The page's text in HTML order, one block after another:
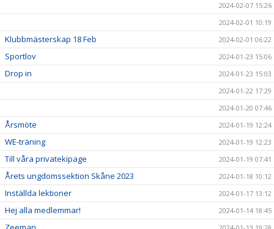
2024-02-07 15:26
2024-02-01 10:19
Klubbmästerskap 18 Feb 2024-02-01 06:22
Sportlov 2024-01-23 15:06
Drop in
2024-01-23 15:03
2024-01-22 17:29
2024-01-20 07:46
Årsmöte 2024-01-19 12:24
WE-träning 2024-01-19 12:23
Till våra privatekipage 2024-01-19 07:41
Årets ungdomssektion Skåne 2023 2024-01-18 10:12
Inställda lektioner 2024-01-17 13:12
Hej alla medlemmar! 2024-01-14 18:45